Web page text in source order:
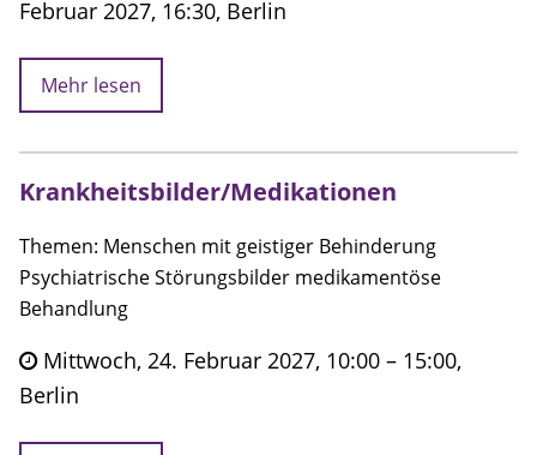
Februar 2027, 16:30, Berlin
Mehr lesen
Krankheitsbilder/Medikationen
Themen: Menschen mit geistiger Behinderung
Psychiatrische Störungsbilder medikamentöse
Behandlung
Mittwoch, 24. Februar 2027, 10:00 – 15:00,
Berlin